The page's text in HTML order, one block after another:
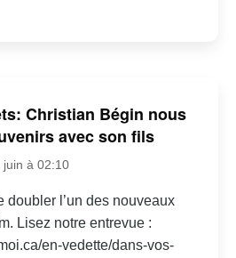
Christian Bégin nous
avec son fils
juin à 02:10
doubler l’un des nouveaux
Lisez notre entrevue :
en-vedette/dans-vos-